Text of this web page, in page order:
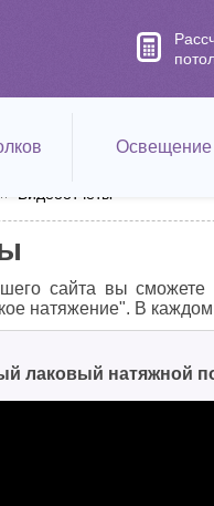
Освещение
Видеоотчеты
сайта вы сможете
натяжение". В каждом
лаковый натяжной